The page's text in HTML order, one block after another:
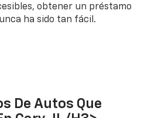
obtener un préstamo
ha sido tan fácil.
De Autos Que